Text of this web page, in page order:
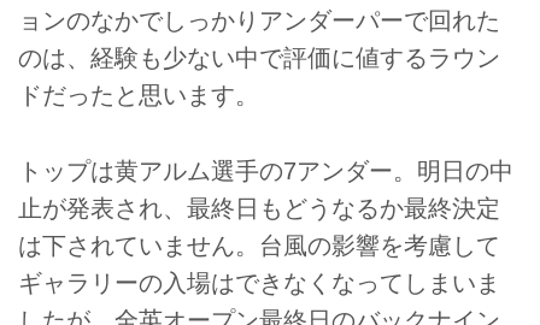
ョンのなかでしっかりアンダーパーで回れた
のは、経験も少ない中で評価に値するラウン
ドだったと思います。
トップは黄アルム選手の7アンダー。明日の中
止が発表され、最終日もどうなるか最終決定
は下されていません。台風の影響を考慮して
ギャラリーの入場はできなくなってしまいま